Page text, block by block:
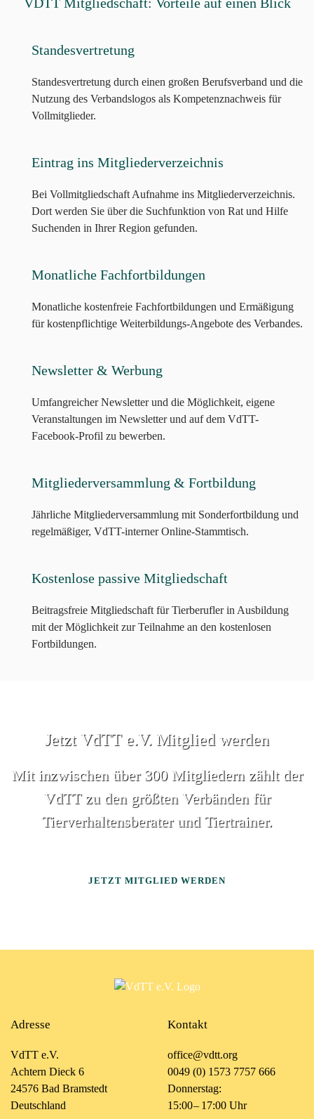
Standesvertretung
Standesvertretung durch einen großen Berufsverband und die
Nutzung des Verbandslogos als Kompetenznachweis für
Vollmitglieder.
Eintrag ins Mitgliederverzeichnis
Bei Vollmitgliedschaft Aufnahme ins Mitgliederverzeichnis.
Dort werden Sie über die Suchfunktion von Rat und Hilfe
Suchenden in Ihrer Region gefunden.
Monatliche Fachfortbildungen
Monatliche kostenfreie Fachfortbildungen und Ermäßigung
für kostenpflichtige Weiterbildungs-Angebote des Verbandes.
Newsletter & Werbung
Umfangreicher Newsletter und die Möglichkeit, eigene
Veranstaltungen im Newsletter und auf dem VdTT-
Facebook-Profil zu bewerben.
Mitgliederversammlung & Fortbildung
Jährliche Mitgliederversammlung mit Sonderfortbildung und
regelmäßiger, VdTT-interner Online-Stammtisch.
Kostenlose passive Mitgliedschaft
Beitragsfreie Mitgliedschaft für Tierberufler in Ausbildung
mit der Möglichkeit zur Teilnahme an den kostenlosen
Fortbildungen.
Jetzt VdTT e.V. Mitglied werden
Mit inzwischen über 300 Mitgliedern zählt der
VdTT zu den größten Verbänden für
Tierverhaltensberater und Tiertrainer.
JETZT MITGLIED WERDEN
Adresse
VdTT e.V.
Achtern Dieck 6
24576 Bad Bramstedt
Deutschland
Kontakt
office@vdtt.org
0049 (0) 1573 7757 666
Donnerstag:
15:00 – 17:00 Uhr